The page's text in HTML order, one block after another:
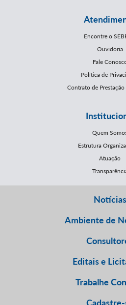
Encontre o
Ouvidoria
Fale
Política de
Contrato de Prestação
Quem
Estrutura
Atuação
Notícias
Ambiente de
Editais e
Trabalhe